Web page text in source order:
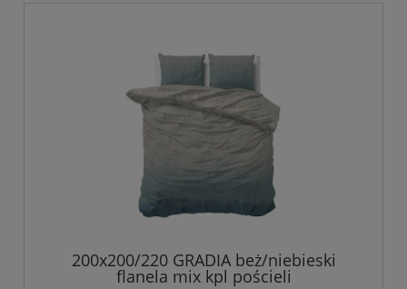
200x200/220 GRADIA beż/niebieski
flanela mix kpl pościeli